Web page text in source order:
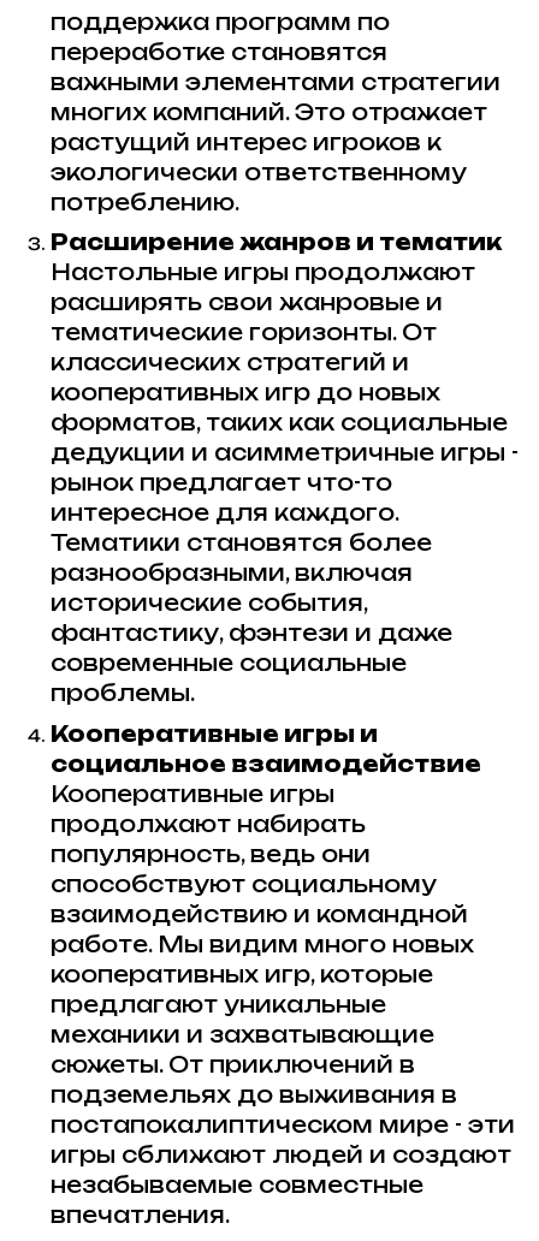
поддержка программ по
переработке становятся
важными элементами стратегии
многих компаний. Это отражает
растущий интерес игроков к
экологически ответственному
потреблению.
Расширение жанров и тематик
Настольные игры продолжают
расширять свои жанровые и
тематические горизонты. От
классических стратегий и
кооперативных игр до новых
форматов, таких как социальные
дедукции и асимметричные игры -
рынок предлагает что-то
интересное для каждого.
Тематики становятся более
разнообразными, включая
исторические события,
фантастику, фэнтези и даже
современные социальные
проблемы.
Кооперативные игры и
социальное взаимодействие
Кооперативные игры
продолжают набирать
популярность, ведь они
способствуют социальному
взаимодействию и командной
работе. Мы видим много новых
кооперативных игр, которые
предлагают уникальные
механики и захватывающие
сюжеты. От приключений в
подземельях до выживания в
постапокалиптическом мире - эти
игры сближают людей и создают
незабываемые совместные
впечатления.